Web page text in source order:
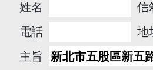
姓名
信
電話
地
主旨